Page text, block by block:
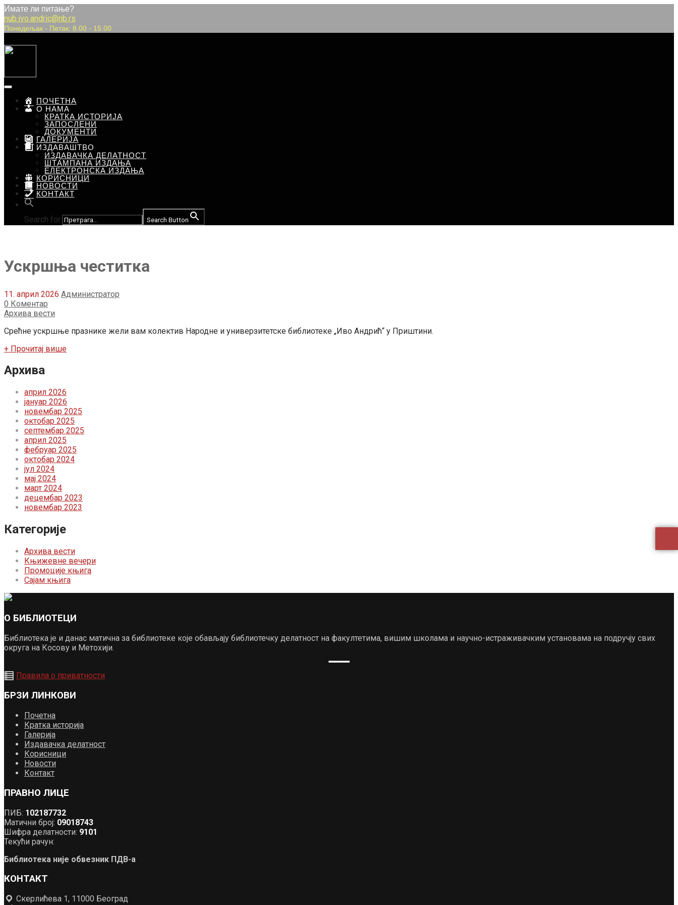
Имате ли питање?
nub.ivo.andric@nb.rs
Понедељак - Петак: 8.00 - 15.00
ПОЧЕТНА
О НАМА
КРАТКА ИСТОРИЈА
ЗАПОСЛЕНИ
ДОКУМЕНТИ
ГАЛЕРИЈА
ИЗДАВАШТВО
ИЗДАВАЧКА ДЕЛАТНОСТ
ШТАМПАНА ИЗДАЊА
ЕЛЕКТРОНСКА ИЗДАЊА
КОРИСНИЦИ
НОВОСТИ
КОНТАКТ
Search for: Search Button
Ускршња честитка
11. април 2026 Администратор
0 Коментар
Архива вести
Срећне ускршње празнике жели вам колектив Народне и универзитетске библиотеке „Иво Андрић“ у Приштини.
+ Прочитај више
Архива
април 2026
јануар 2026
новембар 2025
октобар 2025
септембар 2025
април 2025
фебруар 2025
октобар 2024
јул 2024
мај 2024
март 2024
децембар 2023
новембар 2023
Категорије
Архива вести
Књижевне вечери
Промоције књига
Сајам књига
О БИБЛИОТЕЦИ
Библиотека је и данас матична за библиотеке које обављају библиотечку делатност на факултетима, вишим школама и научно-истраживачким установама на подручју свих
округа на Косову и Метохији.
Правила о приватности
БРЗИ ЛИНКОВИ
Почетна
Кратка историја
Галерија
Издавачка делатност
Корисници
Новости
Контакт
ПРАВНО ЛИЦЕ
ПИБ: 102187732
Матични број: 09018743
Шифра делатности: 9101
Текући рачун:
Библиотека није обвезник ПДВ-а
КОНТАКТ
Скерлићева 1, 11000 Београд